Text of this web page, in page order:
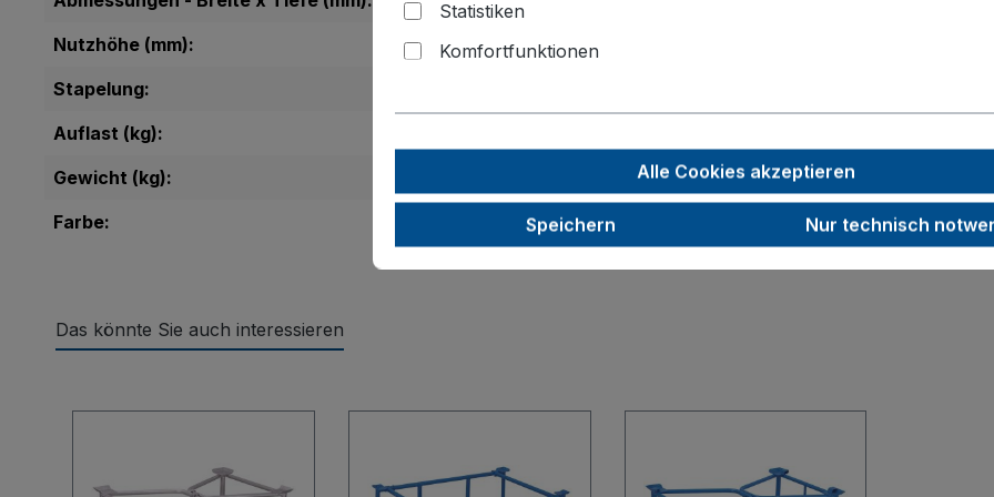
Nutzhöhe (mm):
1600
Stapelung:
Auflast (kg):
Gewicht (kg):
Farbe:
RAL 7016
Das könnte Sie auch interessieren
Statistiken
Komfortfunktionen
Alle Cookies akzeptieren
Speichern Nur technisch